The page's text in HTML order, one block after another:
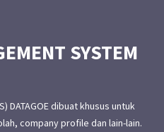
SYSTEM
DATAGOE dibuat khusus untuk
company profile dan lain-lain.